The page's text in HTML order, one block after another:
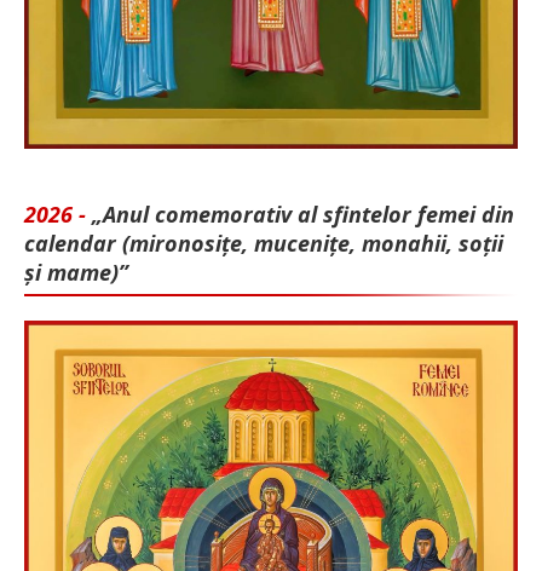
2026 - „Anul comemorativ al sfintelor femei din
calendar (mironosițe, mu­cenițe, monahii, soții
și mame)”